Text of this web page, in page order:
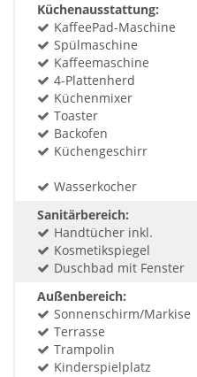
Küchenausstattung:
KaffeePad-Maschine
Spülmaschine
Kaffeemaschine
4-Plattenherd
Küchenmixer
Toaster
Backofen
Küchengeschirr
Wasserkocher
Sanitärbereich:
Handtücher inkl.
Kosmetikspiegel
Duschbad mit Fenster
Außenbereich:
Sonnenschirm/Markise
Terrasse
Trampolin
Kinderspielplatz